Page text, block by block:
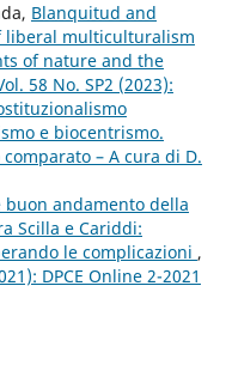
Blanquitud and
liberal multiculturalism
of nature and the
58 No. SP2 (2023):
e biocentrismo.
– A cura di D.
buon andamento della
Scilla e Cariddi:
le complicazioni ,
DPCE Online 2-2021